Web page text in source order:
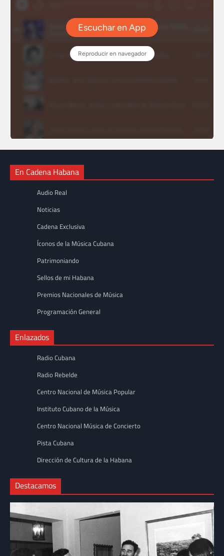
En Cadena Habana
Audio Real
Noticias
Cadena Exclusiva
Íconos de la Música Cubana
Patrimoniando
Sellos de mi Habana
Premios Nacionales de Música
Programación General
Enlazados
Radio Cubana
Radio Rebelde
Centro Nacional de Música Popular
Instituto Cubano de la Música
Centro Nacional Música de Concierto
Pista Cubana
Dirección de Cultura de la Habana
Destacamos